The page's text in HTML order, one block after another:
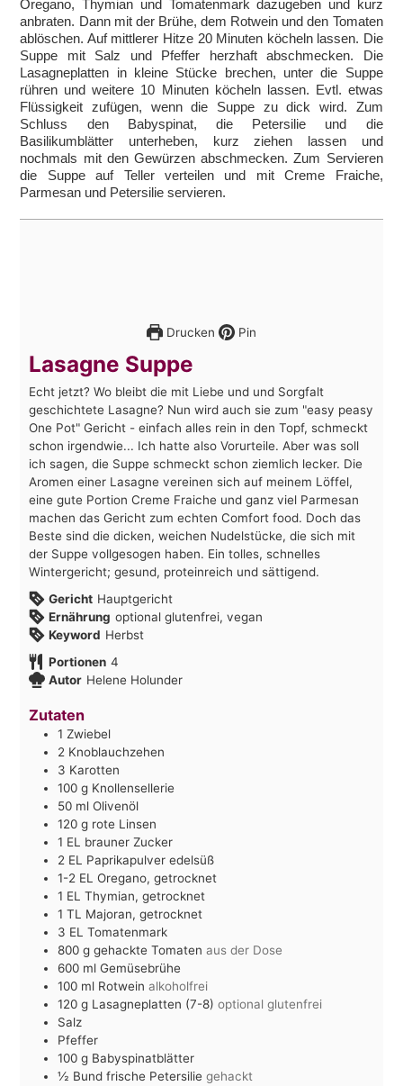
Oregano, Thymian und Tomatenmark dazugeben und kurz
anbraten. Dann mit der Brühe, dem Rotwein und den Tomaten
ablöschen. Auf mittlerer Hitze 20 Minuten köcheln lassen. Die
Suppe mit Salz und Pfeffer herzhaft abschmecken. Die
Lasagneplatten in kleine Stücke brechen, unter die Suppe
rühren und weitere 10 Minuten köcheln lassen. Evtl. etwas
Flüssigkeit zufügen, wenn die Suppe zu dick wird. Zum
Schluss den Babyspinat, die Petersilie und die
Basilikumblätter unterheben, kurz ziehen lassen und
nochmals mit den Gewürzen abschmecken. Zum Servieren
die Suppe auf Teller verteilen und mit Creme Fraiche,
Parmesan und Petersilie servieren.
Drucken Pin
Lasagne Suppe
Echt jetzt? Wo bleibt die mit Liebe und und Sorgfalt
geschichtete Lasagne? Nun wird auch sie zum "easy peasy
One Pot" Gericht - einfach alles rein in den Topf, schmeckt
schon irgendwie... Ich hatte also Vorurteile. Aber was soll
ich sagen, die Suppe schmeckt schon ziemlich lecker. Die
Aromen einer Lasagne vereinen sich auf meinem Löffel,
eine gute Portion Creme Fraiche und ganz viel Parmesan
machen das Gericht zum echten Comfort food. Doch das
Beste sind die dicken, weichen Nudelstücke, die sich mit
der Suppe vollgesogen haben. Ein tolles, schnelles
Wintergericht; gesund, proteinreich und sättigend.
Gericht Hauptgericht
Ernährung optional glutenfrei, vegan
Keyword Herbst
Portionen 4
Autor Helene Holunder
Zutaten
1 Zwiebel
2 Knoblauchzehen
3 Karotten
100 g Knollensellerie
50 ml Olivenöl
120 g rote Linsen
1 EL
brauner Zucker
2 EL
Paprikapulver edelsüß
1-2 EL Oregano, getrocknet
1 EL Thymian, getrocknet
1 TL
Majoran, getrocknet
3 EL Tomatenmark
800 g gehackte Tomaten aus der Dose
600 ml Gemüsebrühe
100 ml Rotwein alkoholfrei
120 g Lasagneplatten (7-8) optional glutenfrei
Salz
Pfeffer
100 g Babyspinatblätter
½ Bund frische Petersilie gehackt